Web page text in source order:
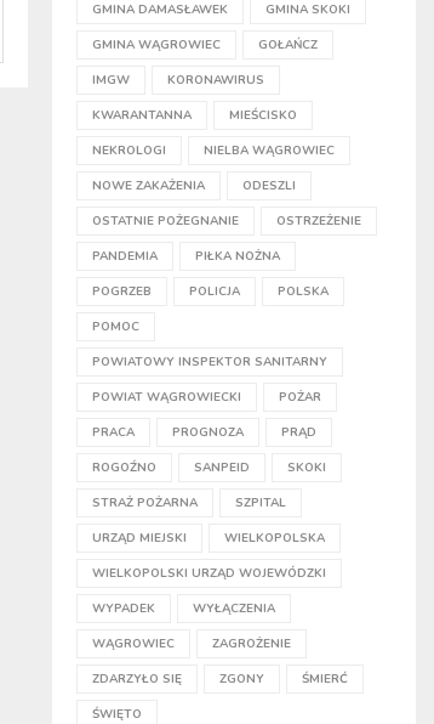
GMINA DAMASŁAWEK GMINA SKOKI
GMINA WĄGROWIEC GOŁAŃCZ
IMGW KORONAWIRUS
KWARANTANNA MIEŚCISKO
NEKROLOGI NIELBA WĄGROWIEC
NOWE ZAKAŻENIA ODESZLI
OSTATNIE POŻEGNANIE OSTRZEŻENIE
PANDEMIA PIŁKA NOŻNA
POGRZEB POLICJA POLSKA
POMOC
POWIATOWY INSPEKTOR SANITARNY
POWIAT WĄGROWIECKI POŻAR
PRACA PROGNOZA PRĄD
ROGOŹNO SANPEID SKOKI
STRAŻ POŻARNA SZPITAL
URZĄD MIEJSKI WIELKOPOLSKA
WIELKOPOLSKI URZĄD WOJEWÓDZKI
WYPADEK WYŁĄCZENIA
WĄGROWIEC ZAGROŻENIE
ZDARZYŁO SIĘ ZGONY ŚMIERĆ
ŚWIĘTO